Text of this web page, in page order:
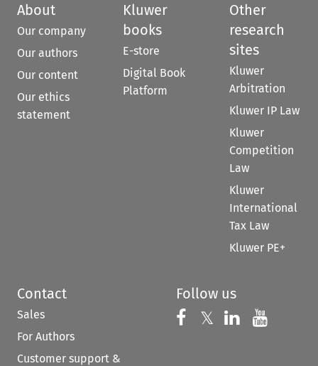
About
Our company
Our authors
Our content
Our ethics
statement
Kluwer
books
E-store
Digital Book
Platform
Other
research
sites
Kluwer
Arbitration
Kluwer IP Law
Kluwer
Competition
Law
Kluwer
International
Tax Law
Kluwer PE+
Contact
Sales
For Authors
Customer support &
Follow us
Follow us on
𝕏 Follow us on
Follow us